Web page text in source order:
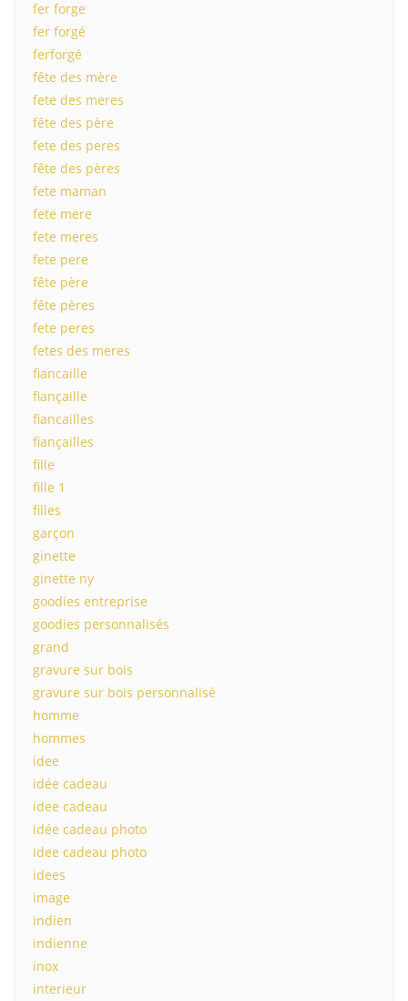
fer forge
fer forgé
ferforgé
fête des mère
fete des meres
fête des père
fete des peres
fête des pères
fete maman
fete mere
fete meres
fete pere
fête père
fête pères
fete peres
fetes des meres
fiancaille
fiançaille
fiancailles
fiançailles
fille
fille 1
filles
garçon
ginette
ginette ny
goodies entreprise
goodies personnalisés
grand
gravure sur bois
gravure sur bois personnalisé
homme
hommes
idee
idée cadeau
idee cadeau
idée cadeau photo
idee cadeau photo
idees
image
indien
indienne
inox
interieur